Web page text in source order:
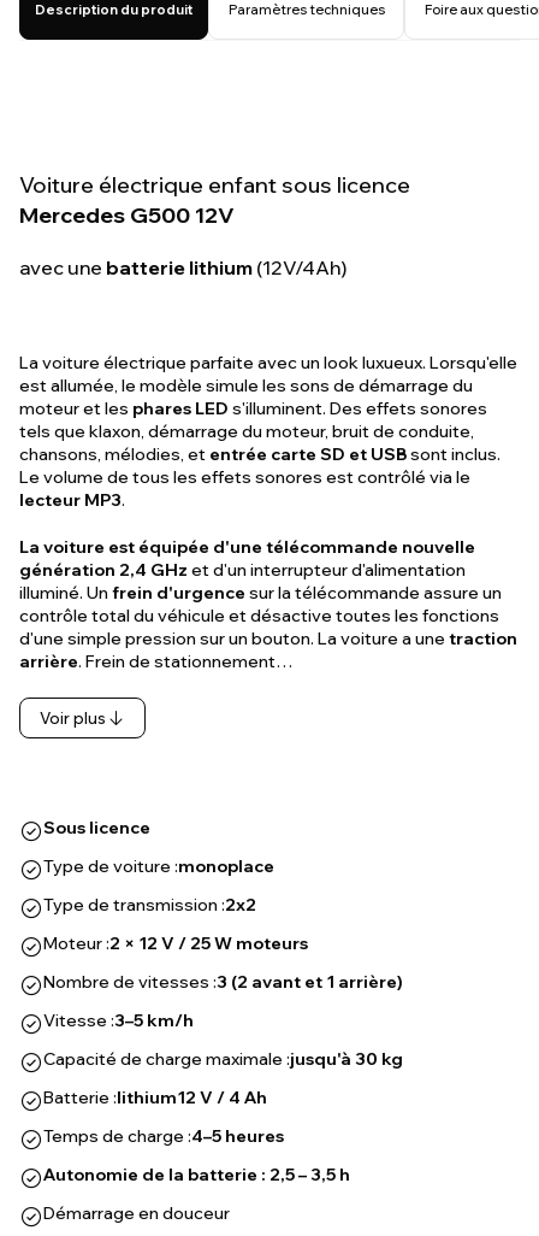
Description du produit Paramètres techniques Foire aux
Voiture électrique enfant sous licence
Mercedes G500 12V
avec une batterie lithium (12V/4Ah)
La voiture électrique parfaite avec un look luxueux. Lorsqu'elle
est allumée, le modèle simule les sons de démarrage du
moteur et les phares LED s'illuminent. Des effets sonores
tels que klaxon, démarrage du moteur, bruit de conduite,
chansons, mélodies, et entrée carte SD et USBsont inclus.
Le volume de tous les effets sonores est contrôlé via le
lecteur MP3.
La voiture est équipée d'une télécommande nouvelle
génération 2,4 GHz et d'un interrupteur d'alimentation
illuminé. Un frein d'urgence sur la télécommande assure un
contrôle total du véhicule et désactive toutes les fonctions
d'une simple pression sur un bouton. La voiture a une traction
arrière. Frein de stationnement…
Voir plus
Sous licence
Type de voiture :monoplace
Type de transmission :2x2
Moteur :2 × 12 V / 25 W moteurs
Nombre de vitesses :3 (2 avant et 1 arrière)
Vitesse :3–5 km/h
Capacité de charge maximale :jusqu'à 30 kg
Batterie :lithium12 V / 4 Ah
Temps de charge :4–5 heures
Autonomie de la batterie : 2,5 – 3,5 h
Démarrage en douceur